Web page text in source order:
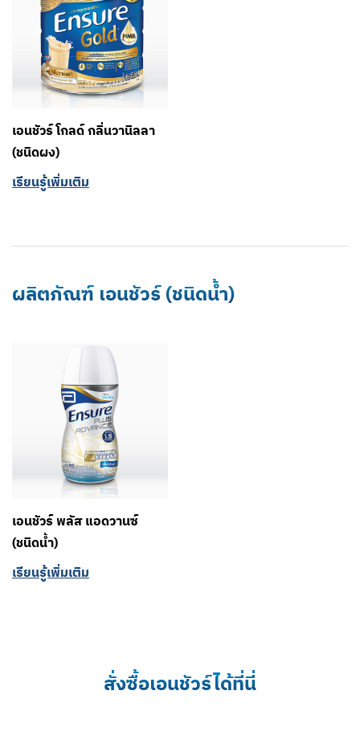
เอนชัวร์ โกลด์ กลิ่นวานิลลา
(ชนิดผง)
เรียนรู้เพิ่มเติม
ผลิตภัณฑ์ เอนชัวร์ (ชนิดน้ำ)
เอนชัวร์ พลัส แอดวานซ์
(ชนิดน้ำ)
เรียนรู้เพิ่มเติม
สั่งซื้อเอนชัวร์ได้ที่นี่​